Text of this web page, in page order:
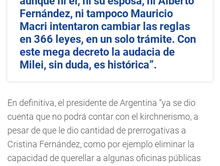
Fernández, ni tampoco Mauricio
Macri intentaron cambiar las reglas
en 366 leyes, en un solo trámite. Con
este mega decreto la audacia de
Milei, sin duda, es histórica”.
En definitiva, el presidente de Argentina “ya se dio
cuenta que no podrá contar con el kirchnerismo, a
pesar de que le dio cantidad de prerrogativas a
Cristina Fernández, como por ejemplo eliminar la
capacidad de querellar a algunas oficinas públicas